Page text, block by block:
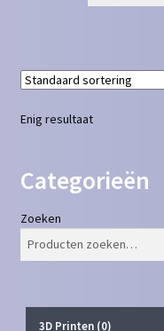
Enig resultaat
Categorieën
Zoeken
3D Printen (0)